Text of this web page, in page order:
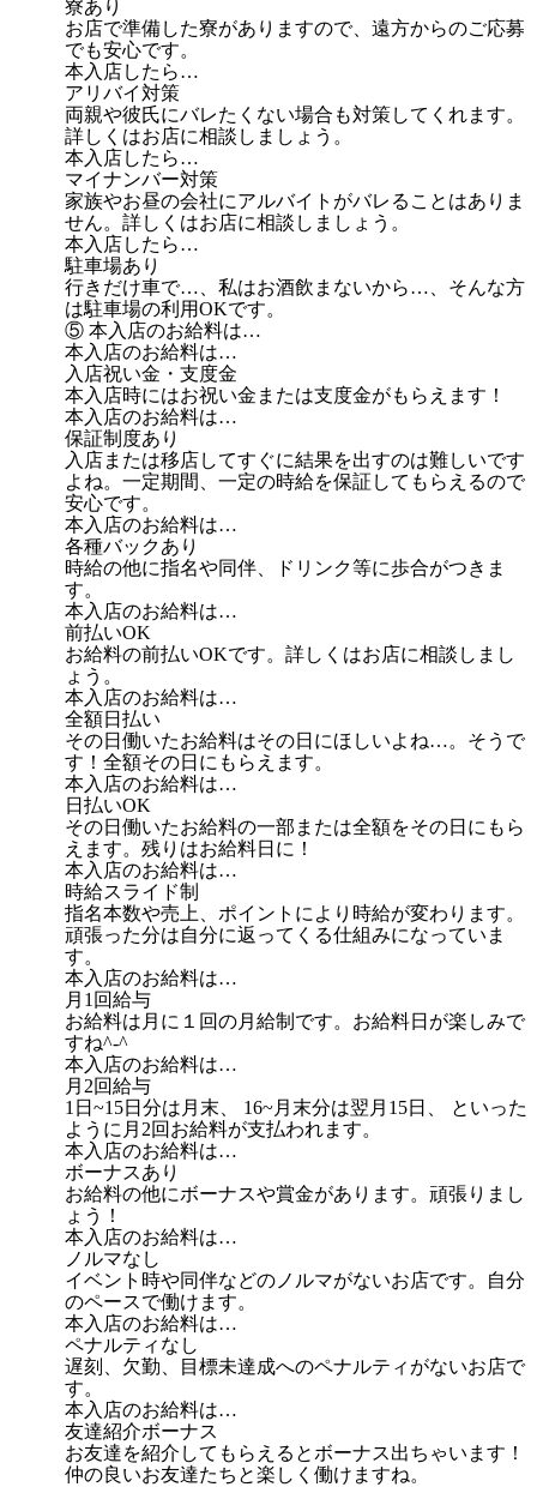
寮あり
お店で準備した寮がありますので、遠方からのご応募
でも安心です。
本入店したら…
アリバイ対策
両親や彼氏にバレたくない場合も対策してくれます。
詳しくはお店に相談しましょう。
本入店したら…
マイナンバー対策
家族やお昼の会社にアルバイトがバレることはありま
せん。詳しくはお店に相談しましょう。
本入店したら…
駐車場あり
行きだけ車で…、私はお酒飲まないから…、そんな方
は駐車場の利用OKです。
⑤ 本入店のお給料は…
本入店のお給料は…
入店祝い金・支度金
本入店時にはお祝い金または支度金がもらえます！
本入店のお給料は…
保証制度あり
入店または移店してすぐに結果を出すのは難しいです
よね。一定期間、一定の時給を保証してもらえるので
安心です。
本入店のお給料は…
各種バックあり
時給の他に指名や同伴、ドリンク等に歩合がつきま
す。
本入店のお給料は…
前払いOK
お給料の前払いOKです。詳しくはお店に相談しまし
ょう。
本入店のお給料は…
全額日払い
その日働いたお給料はその日にほしいよね…。そうで
す！全額その日にもらえます。
本入店のお給料は…
日払いOK
その日働いたお給料の一部または全額をその日にもら
えます。残りはお給料日に！
本入店のお給料は…
時給スライド制
指名本数や売上、ポイントにより時給が変わります。
頑張った分は自分に返ってくる仕組みになっていま
す。
本入店のお給料は…
月1回給与
お給料は月に１回の月給制です。お給料日が楽しみで
すね^-^
本入店のお給料は…
月2回給与
1日~15日分は月末、 16~月末分は翌月15日、 といった
ように月2回お給料が支払われます。
本入店のお給料は…
ボーナスあり
お給料の他にボーナスや賞金があります。頑張りまし
ょう！
本入店のお給料は…
ノルマなし
イベント時や同伴などのノルマがないお店です。自分
のペースで働けます。
本入店のお給料は…
ペナルティなし
遅刻、欠勤、目標未達成へのペナルティがないお店で
す。
本入店のお給料は…
友達紹介ボーナス
お友達を紹介してもらえるとボーナス出ちゃいます！
仲の良いお友達たちと楽しく働けますね。